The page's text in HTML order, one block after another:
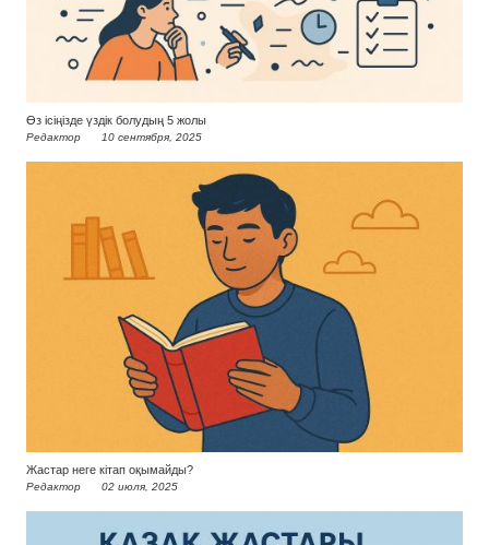
Өз ісіңізде үздік болудың 5 жолы
Редактор 10 сентября, 2025
Жастар неге кітап оқымайды?
Редактор 02 июля, 2025